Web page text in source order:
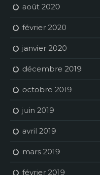
août 2020
février 2020
janvier 2020
décembre 2019
octobre 2019
juin 2019
avril 2019
mars 2019
février 2019